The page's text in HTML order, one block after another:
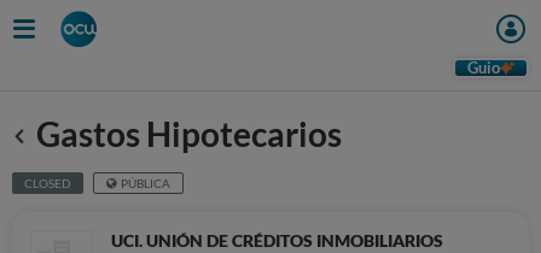
Guio
Anterior
Gastos Hipotecarios
CLOSED PÚBLICA
UCI. UNIÓN DE CRÉDITOS INMOBILIARIOS